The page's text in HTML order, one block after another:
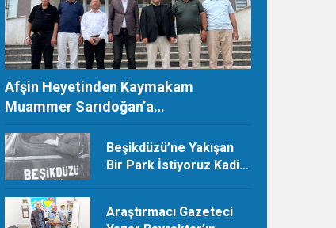
Afşin Heyetinden Kaymakam
Muammer Sarıdoğan’a
Beşikdüzü’ne Yakışan
Bir Park İstiyoruz Kadir
Araştırmacı Gazeteci